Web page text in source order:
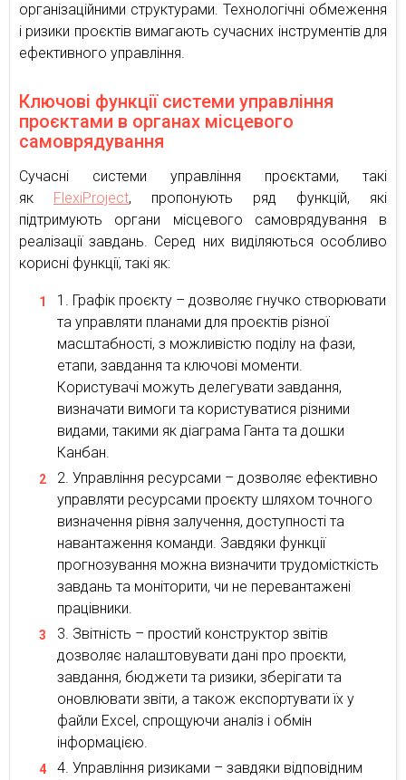
організаційними структурами. Технологічні обмеження
і ризики проєктів вимагають сучасних інструментів для
ефективного управління.
Ключові функції системи управління
проєктами в органах місцевого
самоврядування
Сучасні системи управління проєктами, такі
як
FlexiProject, пропонують ряд функцій, які
підтримують органи місцевого самоврядування в
реалізації завдань. Серед них виділяються особливо
корисні функції, такі як:
Графік проєкту – дозволяє гнучко створювати
та управляти планами для проєктів різної
масштабності, з можливістю поділу на фази,
етапи, завдання та ключові моменти.
Користувачі можуть делегувати завдання,
визначати вимоги та користуватися різними
видами, такими як діаграма Ганта та дошки
Канбан.
Управління ресурсами – дозволяє ефективно
управляти ресурсами проєкту шляхом точного
визначення рівня залучення, доступності та
навантаження команди. Завдяки функції
прогнозування можна визначити трудомісткість
завдань та моніторити, чи не перевантажені
працівники.
Звітність – простий конструктор звітів
дозволяє налаштовувати дані про проєкти,
завдання, бюджети та ризики, зберігати та
оновлювати звіти, а також експортувати їх у
файли Excel, спрощуючи аналіз і обмін
інформацією.
Управління ризиками – завдяки відповідним